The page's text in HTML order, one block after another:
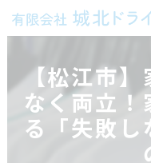
【松江市】
なく両立
る「失敗